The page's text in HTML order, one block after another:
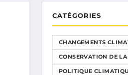
CATÉGORIES
CHANGEMENTS
CONSERVATION DE
POLITIQUE